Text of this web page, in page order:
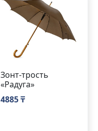
Зонт-трость
«Радуга»
4885 ₸